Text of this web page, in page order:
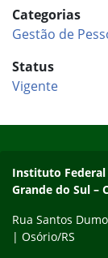
Categorias
Gestão de
Status
Vigente
Instituto Federal
Instituto Federal
Grande do Sul –
Rua Santos
| Osório/RS